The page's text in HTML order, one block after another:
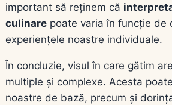
important să reținem că
culinare poate varia în funcție de
experiențele noastre individuale.
În concluzie, visul în care gătim
multiple și complexe. Acesta
noastre de bază, precum și